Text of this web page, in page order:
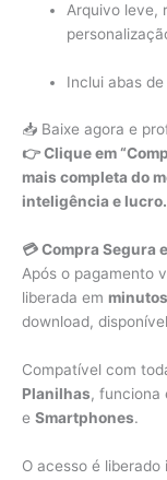
Arquivo leve,
Inclui abas
📥 Baixe agora e
👉 Clique em
mais completa do
inteligência e lucro.
💳 Compra Segura
Após o pagamento
liberada em minutos
download,
Compatível com
Planilhas, funciona
e Smartphones.
O acesso é